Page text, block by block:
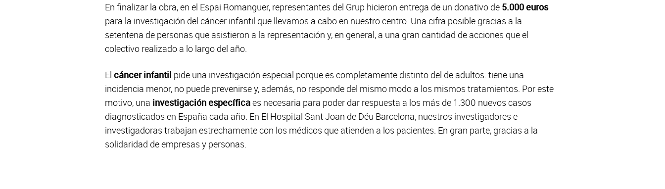
En finalizar la obra, en el Espai Romanguer, representantes del Grup hicieron entrega de un donativo de 5.000 euros
para la investigación del cáncer infantil que llevamos a cabo en nuestro centro. Una cifra posible gracias a la
setentena de personas que asistieron a la representación y, en general, a una gran cantidad de acciones que el
colectivo realizado a lo largo del año.
El cáncer infantil pide una investigación especial porque es completamente distinto del de adultos: tiene una
incidencia menor, no puede prevenirse y, además, no responde del mismo modo a los mismos tratamientos. Por este
motivo, una investigación específicaes necesaria para poder dar respuesta a los más de 1.300 nuevos casos
diagnosticados en España cada año. En El Hospital Sant Joan de Déu Barcelona, nuestros investigadores e
investigadoras trabajan estrechamente con los médicos que atienden a los pacientes. En gran parte, gracias a la
solidaridad de empresas y personas.